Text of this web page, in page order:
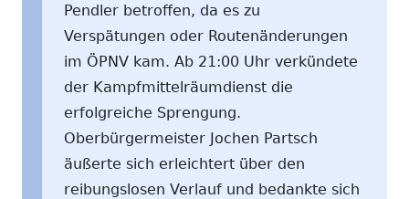
Pendler betroffen, da es zu
Verspätungen oder Routenänderungen
im ÖPNV kam. Ab 21:00 Uhr verkündete
der Kampfmittelräumdienst die
erfolgreiche Sprengung.
Oberbürgermeister Jochen Partsch
äußerte sich erleichtert über den
reibungslosen Verlauf und bedankte sich